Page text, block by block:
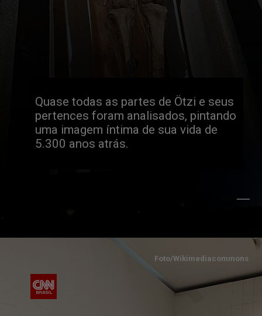
Quase todas as partes de Ötzi e seus
pertences foram analisados, pintando
uma imagem íntima de sua vida de
5.300 anos atrás.
Foto/Wikimediacommons